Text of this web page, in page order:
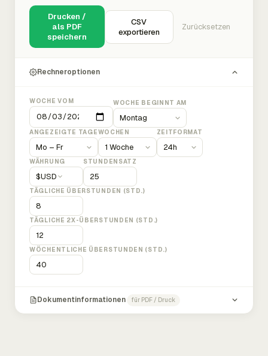
Drucken /
als PDF
speichern
CSV
exportieren
Zurücksetzen
Rechneroptionen
WOCHE VOM WOCHE BEGINNT AM
ANGEZEIGTE TAGEWOCHEN ZEITFORMAT
WÄHRUNG
$USD
STUNDENSATZ
TÄGLICHE ÜBERSTUNDEN (STD.)
TÄGLICHE 2X-ÜBERSTUNDEN (STD.)
WÖCHENTLICHE ÜBERSTUNDEN (STD.)
Dokumentinformationen für PDF / Druck